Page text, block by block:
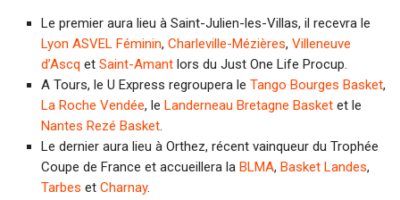
Le premier aura lieu à Saint-Julien-les-Villas, il recevra le
Lyon ASVEL Féminin,Charleville-Mézières,Villeneuve
d’Ascq etSaint-Amant lors du Just One Life Procup.
A Tours, le U Express regroupera leTango Bourges Basket,
La Roche Vendée, le Landerneau Bretagne Basket et le
Nantes Rezé Basket.
Le dernier aura lieu à Orthez, récent vainqueur du Trophée
Coupe de France et accueillera la BLMA, Basket Landes,
Tarbes etCharnay.